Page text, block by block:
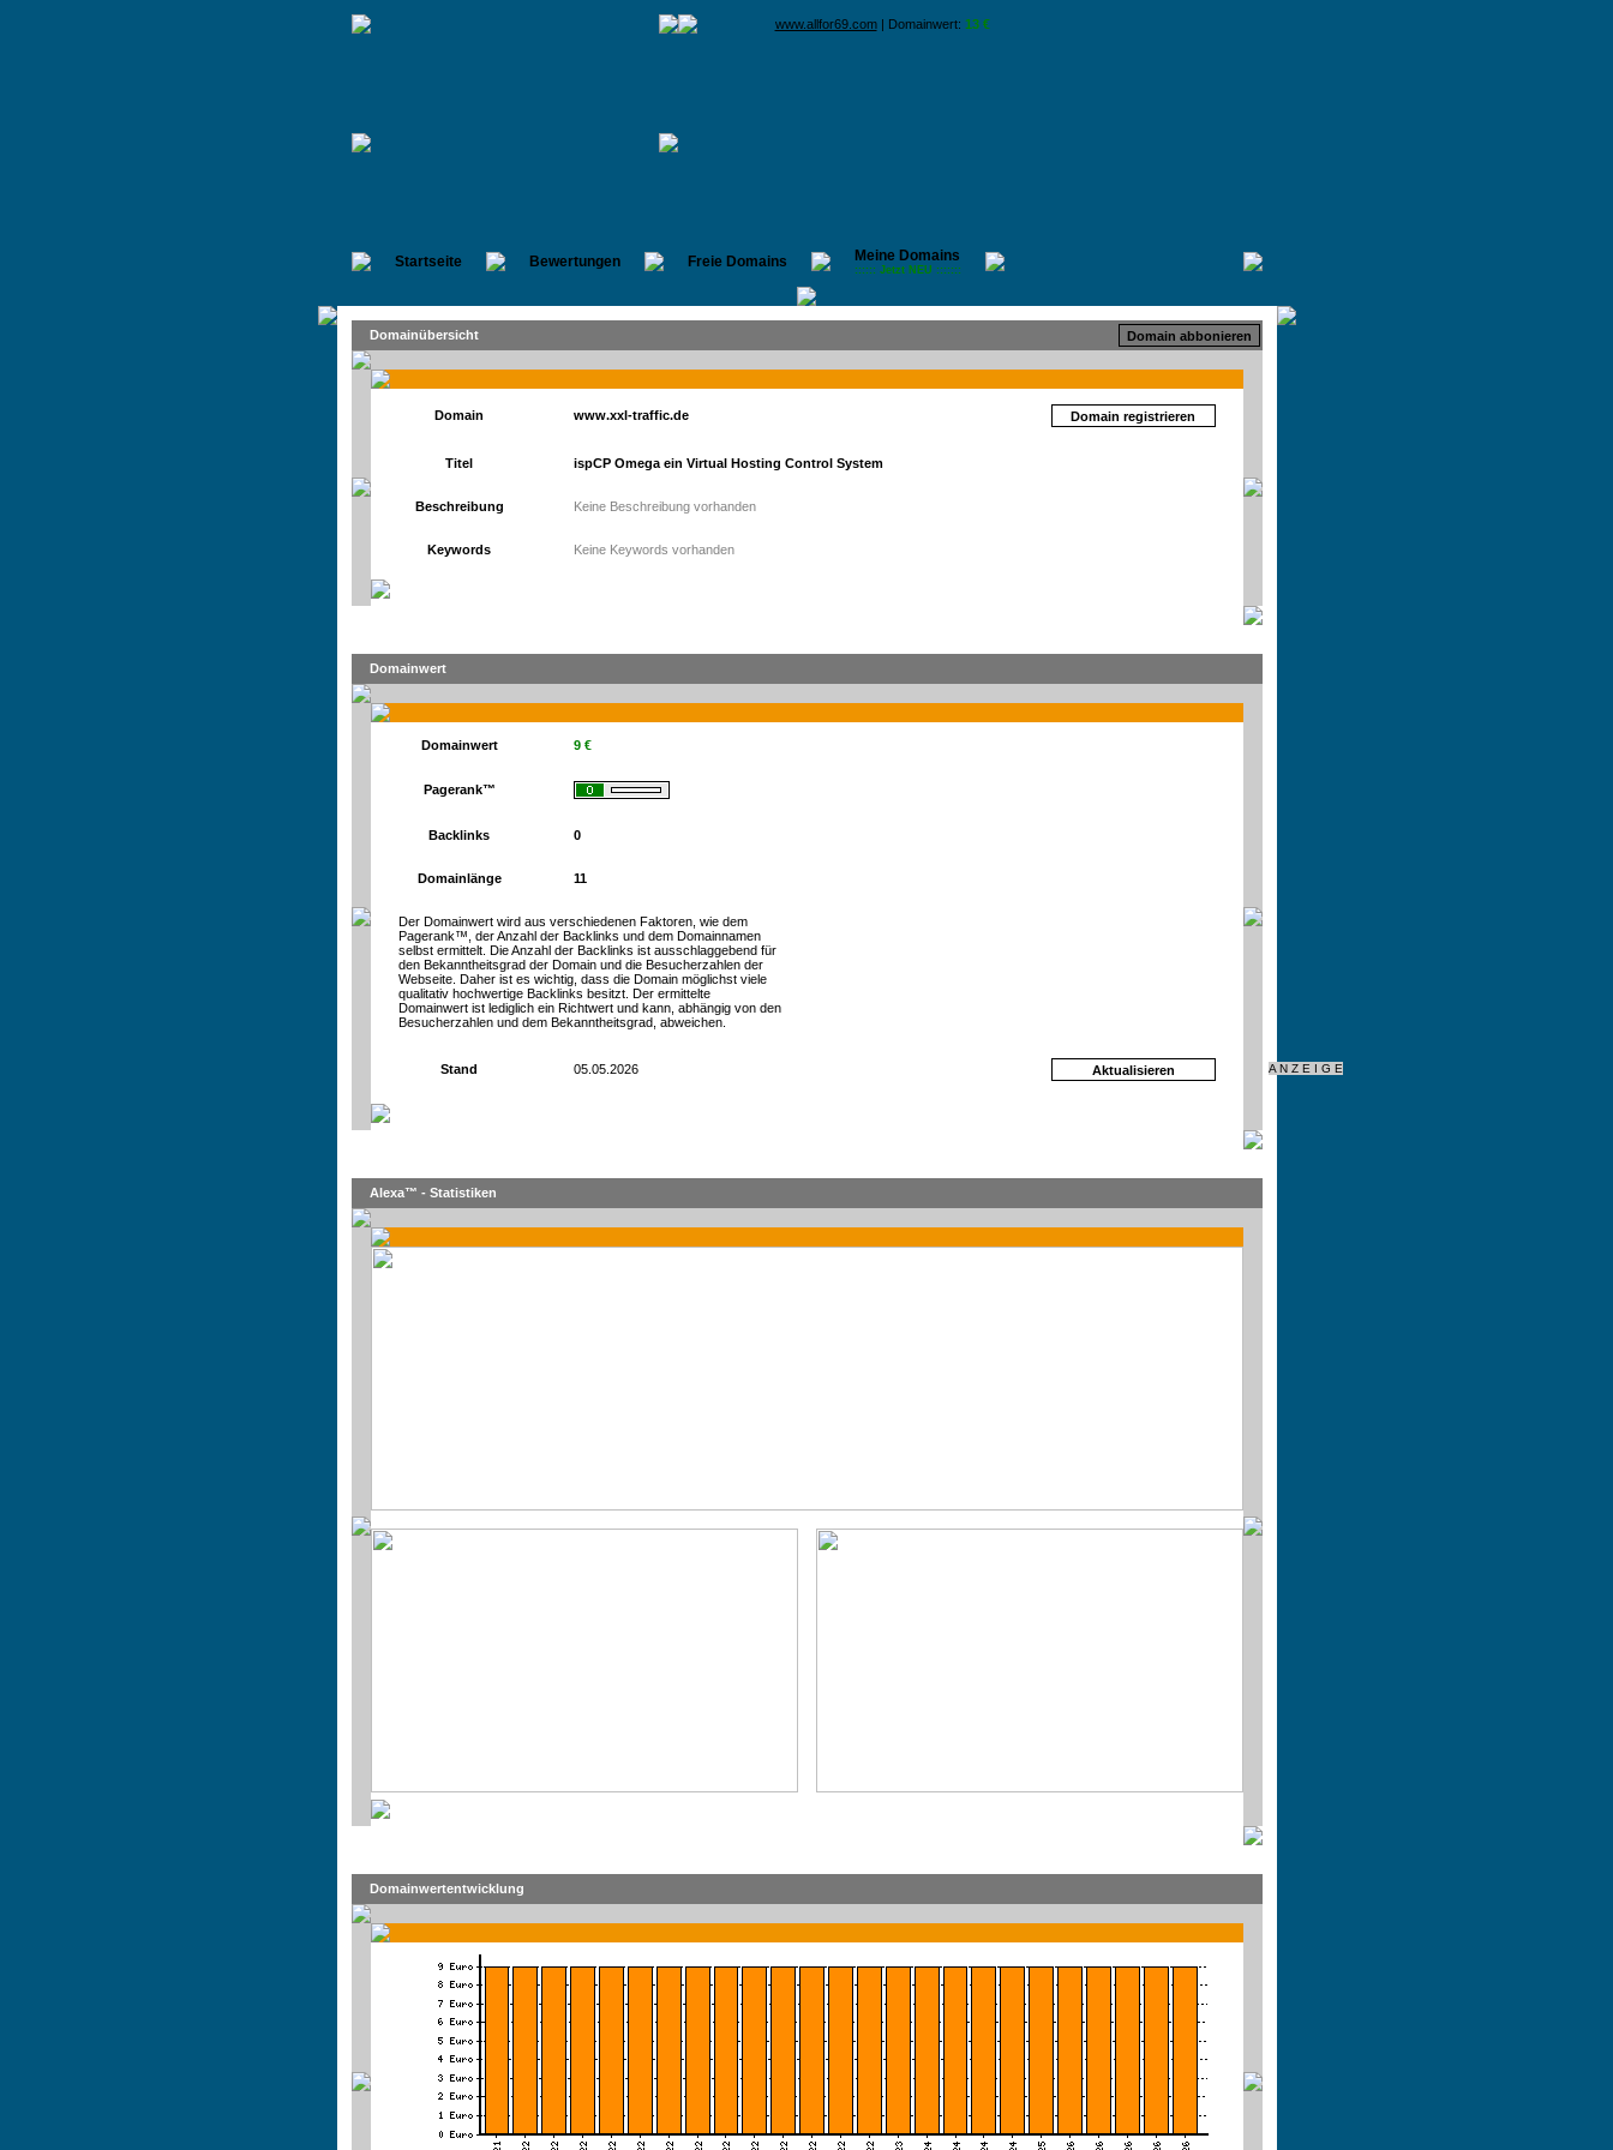
www.allfor69.com| Domainwert: 13 €
Startseite Bewertungen Freie Domains Meine Domains
:::::: Jetzt NEU :::::::
Domainübersicht
Domain www.xxl-traffic.de
Titel ispCP Omega ein Virtual Hosting Control System
Beschreibung Keine Beschreibung vorhanden
Keywords Keine Keywords vorhanden
Domainwert
Domainwert 9 €
Pagerank™
Backlinks 0
Domainlänge 11
Der Domainwert wird aus verschiedenen Faktoren, wie dem
Pagerank™, der Anzahl der Backlinks und dem Domainnamen
selbst ermittelt. Die Anzahl der Backlinks ist ausschlaggebend für
den Bekanntheitsgrad der Domain und die Besucherzahlen der
Webseite. Daher ist es wichtig, dass die Domain möglichst viele
qualitativ hochwertige Backlinks besitzt. Der ermittelte
Domainwert ist lediglich ein Richtwert und kann, abhängig von den
Besucherzahlen und dem Bekanntheitsgrad, abweichen.
Stand 05.05.2026
Alexa™ - Statistiken
Domainwertentwicklung
A N Z E I G E